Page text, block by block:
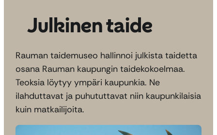
Julkinen taide
Rauman taidemuseo hallinnoi julkista taidetta
osana Rauman kaupungin taidekokoelmaa.
Teoksia löytyy ympäri kaupunkia. Ne
ilahduttavat ja puhututtavat niin kaupunkilaisia
kuin matkailijoita.